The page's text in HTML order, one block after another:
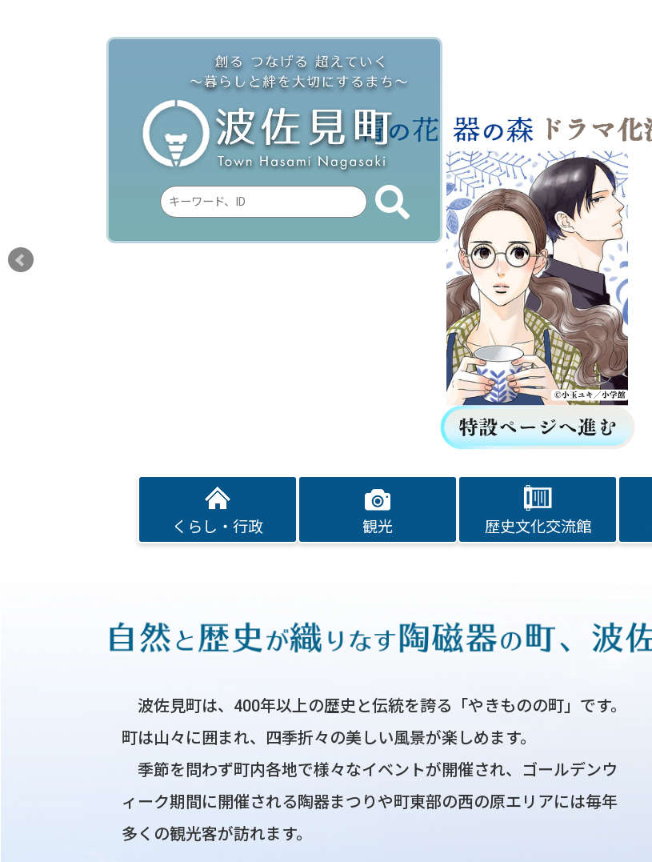
検
索
くらし・行政 観光 歴史文化交流館
波佐見町は、400年以上の歴史と伝統を誇る「やきものの町」です。
町は山々に囲まれ、四季折々の美しい風景が楽しめます。
季節を問わず町内各地で様々なイベントが開催され、ゴールデンウ
ィーク期間に開催される陶器まつりや町東部の西の原エリアには毎年
多くの観光客が訪れます。